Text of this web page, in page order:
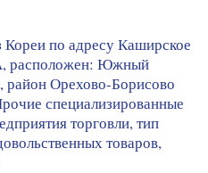
Кореи по адресу Каширское
расположен: Южный
район Орехово-Борисово
специализированные
торговли, тип
товаров,